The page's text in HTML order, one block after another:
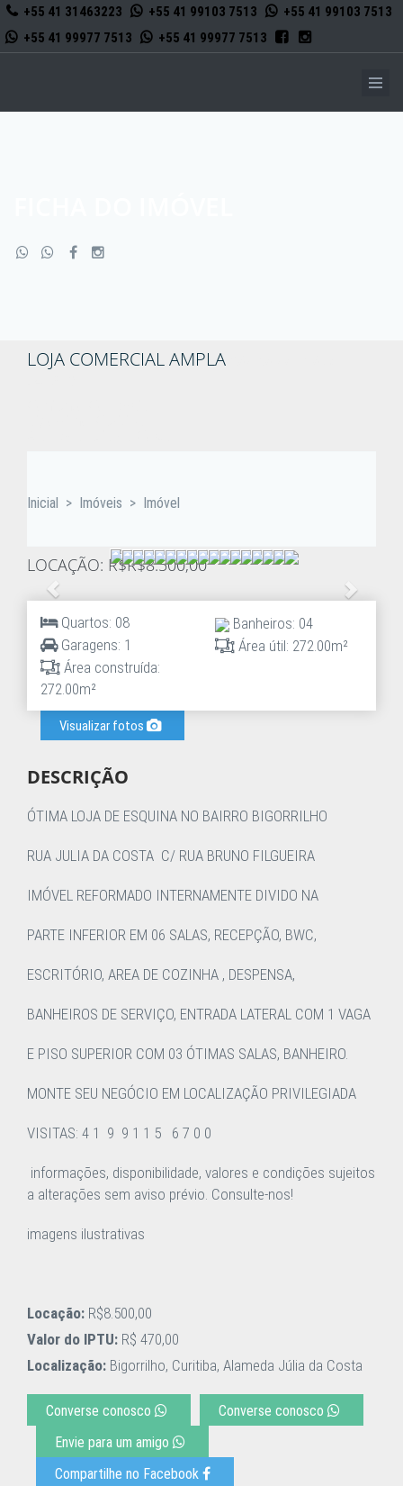
+55 41 31463223 +55 41 99103 7513
+55 41 99103 7513
+55 41 99977 7513
+55 41 99977 7513
LOJA COMERCIAL AMPLA
Inicial > Imóveis > Imóvel
LOCAÇÃO: R$R$8.500,00
Anterior
Quartos: 08
Banheiros: 04
Garagens: 1
Área útil: 272.00m²
Área construída:
272.00m²
Visualizar fotos
DESCRIÇÃO
ÓTIMA LOJA DE ESQUINA NO BAIRRO BIGORRILHO
RUA JULIA DA COSTA C/ RUA BRUNO FILGUEIRA
IMÓVEL REFORMADO INTERNAMENTE DIVIDO NA
PARTE INFERIOR EM 06 SALAS, RECEPÇÃO, BWC,
ESCRITÓRIO, AREA DE COZINHA , DESPENSA,
BANHEIROS DE SERVIÇO, ENTRADA LATERAL COM 1 VAGA
E PISO SUPERIOR COM 03 ÓTIMAS SALAS, BANHEIRO.
MONTE SEU NEGÓCIO EM LOCALIZAÇÃO PRIVILEGIADA
VISITAS: 4 1 9 9 1 1 5 6 7 0 0
informações, disponibilidade, valores e condições sujeitos
a alterações sem aviso prévio. Consulte-nos!
imagens ilustrativas
Locação: R$8.500,00
Valor do IPTU: R$ 470,00
Localização: Bigorrilho, Curitiba, Alameda Júlia da Costa
Converse conosco
Converse conosco
Envie para um amigo
Compartilhe no Facebook